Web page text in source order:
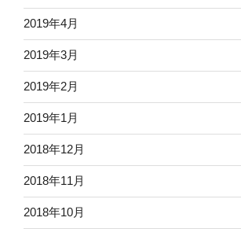
2019年4月
2019年3月
2019年2月
2019年1月
2018年12月
2018年11月
2018年10月